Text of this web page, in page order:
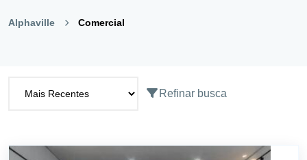
Alphaville Comercial
Refinar busca